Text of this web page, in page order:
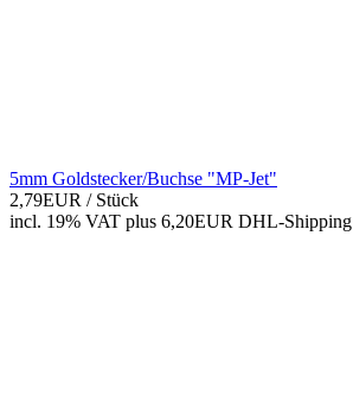
5mm Goldstecker/Buchse "MP-Jet"
2,79EUR / Stück
incl. 19% VAT plus 6,20EUR DHL-Shipping